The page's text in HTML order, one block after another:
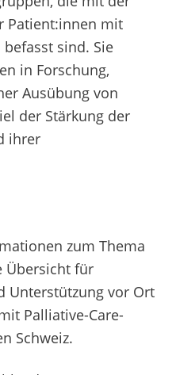
Patient:innen mit
sind. Sie
in Forschung,
Ausübung von
der Stärkung der
ihrer
zum Thema
Übersicht für
Unterstützung vor Ort
Palliative-Care-
Schweiz.